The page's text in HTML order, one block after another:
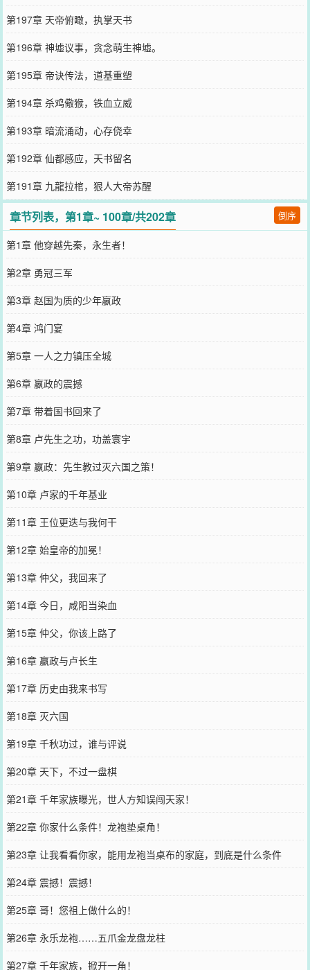
第197章 天帝俯瞰，执掌天书
第196章 神墟议事，贪念萌生神墟。
第195章 帝诀传法，道基重塑
第194章 杀鸡儆猴，铁血立威
第193章 暗流涌动，心存侥幸
第192章 仙都感应，天书留名
第191章 九龍拉棺，狠人大帝苏醒
章节列表，第1章~ 100章/共202章 倒序
第1章 他穿越先秦，永生者！
第2章 勇冠三军
第3章 赵国为质的少年嬴政
第4章 鸿门宴
第5章 一人之力镇压全城
第6章 嬴政的震撼
第7章 带着国书回来了
第8章 卢先生之功，功盖寰宇
第9章 嬴政：先生教过灭六国之策！
第10章 卢家的千年基业
第11章 王位更迭与我何干
第12章 始皇帝的加冕！
第13章 仲父，我回来了
第14章 今日，咸阳当染血
第15章 仲父，你该上路了
第16章 嬴政与卢长生
第17章 历史由我来书写
第18章 灭六国
第19章 千秋功过，谁与评说
第20章 天下，不过一盘棋
第21章 千年家族曝光，世人方知误闯天家！
第22章 你家什么条件！龙袍垫桌角！
第23章 让我看看你家，能用龙袍当桌布的家庭，到底是什么条件
第24章 震撼！震撼！
第25章 哥！您祖上做什么的！
第26章 永乐龙袍……五爪金龙盘龙柱
第27章 千年家族，掀开一角！